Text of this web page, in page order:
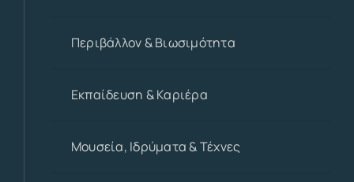
Περιβάλλον & Βιωσιμότητα
Εκπαίδευση & Καριέρα
Μουσεία, Ιδρύματα & Τέχνες